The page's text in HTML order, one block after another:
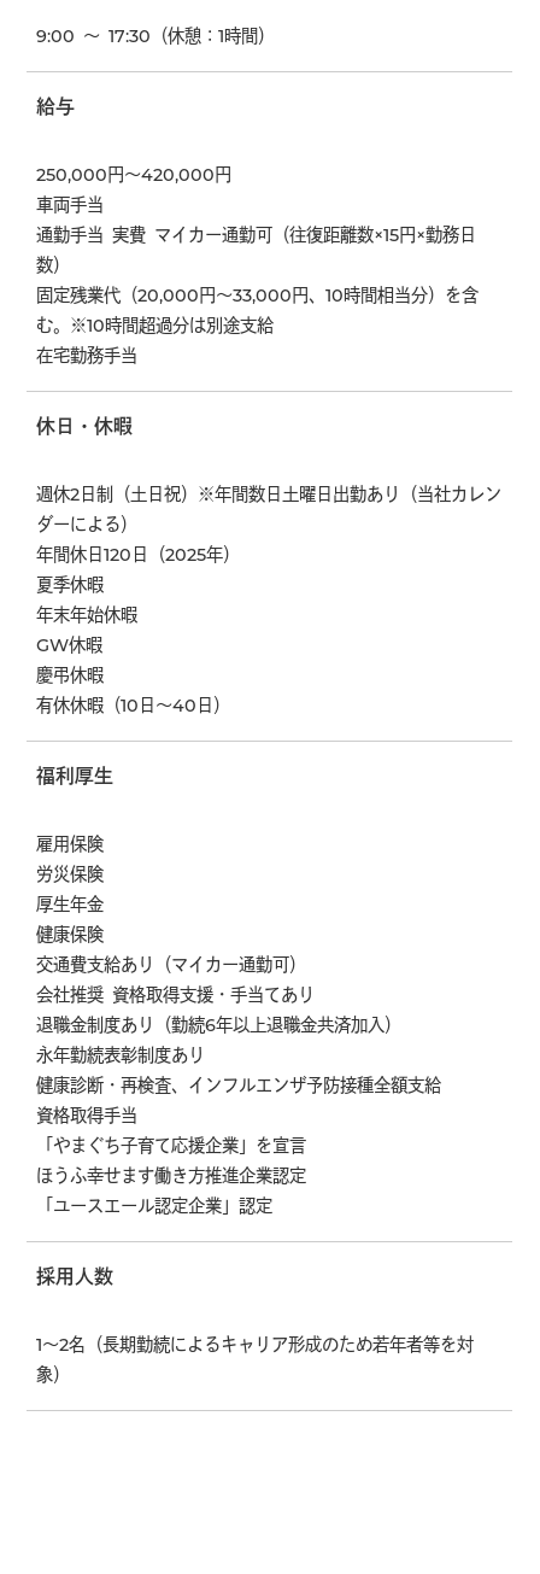
9:00 ～ 17:30（休憩：1時間）
給与
250,000円～420,000円
車両手当
通勤手当 実費 マイカー通勤可（往復距離数×15円×勤務日
数）
固定残業代（20,000円～33,000円、10時間相当分）を含
む。※10時間超過分は別途支給
在宅勤務手当
休日・休暇
週休2日制（土日祝）※年間数日土曜日出勤あり（当社カレン
ダーによる）
年間休日120日（2025年）
夏季休暇
年末年始休暇
GW休暇
慶弔休暇
有休休暇（10日～40日）
福利厚生
雇用保険
労災保険
厚生年金
健康保険
交通費支給あり（マイカー通勤可）
会社推奨 資格取得支援・手当てあり
退職金制度あり（勤続6年以上退職金共済加入）
永年勤続表彰制度あり
健康診断・再検査、インフルエンザ予防接種全額支給
資格取得手当
「やまぐち子育て応援企業」を宣言
ほうふ幸せます働き方推進企業認定
「ユースエール認定企業」認定
採用人数
1～2名（長期勤続によるキャリア形成のため若年者等を対
象）